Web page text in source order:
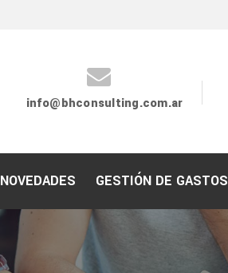
info@bhconsulting.com.ar
NOVEDADES GESTIÓN DE GASTOS